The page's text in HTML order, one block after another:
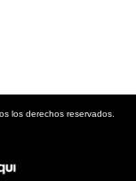
los derechos reservados.